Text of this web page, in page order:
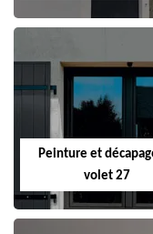
Peinture et
volet 27